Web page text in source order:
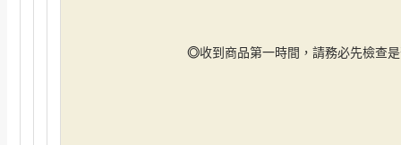
◎收到商品第一時間，請務必先檢查